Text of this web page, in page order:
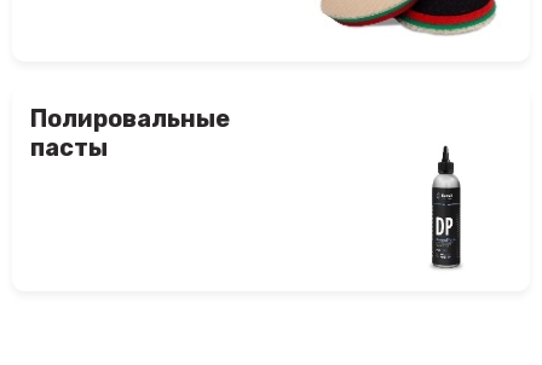
Полировальные
пасты